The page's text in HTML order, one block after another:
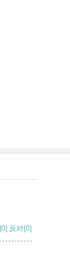
[0] 反对[0]